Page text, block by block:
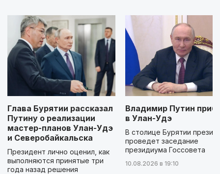
Глава Бурятии рассказал
Путину о реализации
мастер-планов Улан-Удэ
и Северобайкальска
Президент лично оценил, как
выполняются принятые три
года назад решения
Владимир Путин
в Улан-Удэ
В столице Бурятии
проведет заседание
президиума Госсовета
10.08.2026 в 19:10